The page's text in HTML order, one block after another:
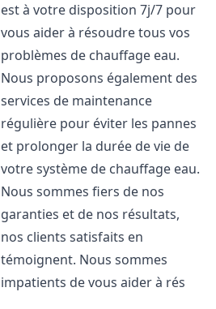
est à votre disposition 7j/7 pour
vous aider à résoudre tous vos
problèmes de chauffage eau.
Nous proposons également des
services de maintenance
régulière pour éviter les pannes
et prolonger la durée de vie de
votre système de chauffage eau.
Nous sommes fiers de nos
garanties et de nos résultats,
nos clients satisfaits en
témoignent. Nous sommes
impatients de vous aider à rés